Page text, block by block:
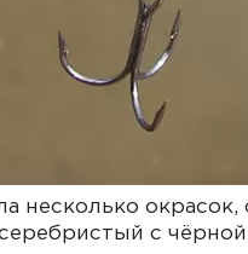
несколько
с